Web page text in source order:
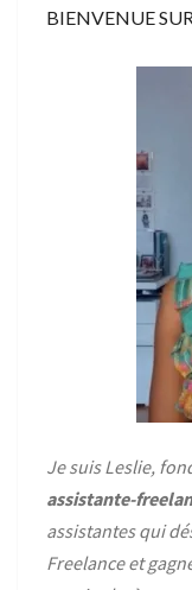
BIENVENUE
Je suis Leslie,
assistante-
assistantes qui
Freelance et